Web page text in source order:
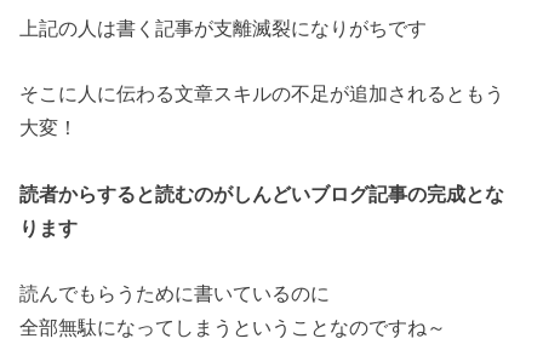
上記の人は書く記事が支離滅裂になりがちです
そこに人に伝わる文章スキルの不足が追加されるともう
大変！
読者からすると読むのがしんどいブログ記事の完成とな
ります
読んでもらうために書いているのに
全部無駄になってしまうということなのですね～